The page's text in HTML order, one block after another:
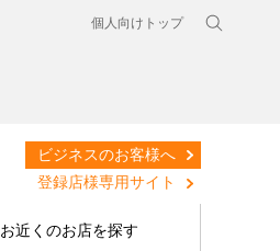
個人向けトップ
ビジネスのお客様へ
登録店様専用サイト
お近くのお店を探す